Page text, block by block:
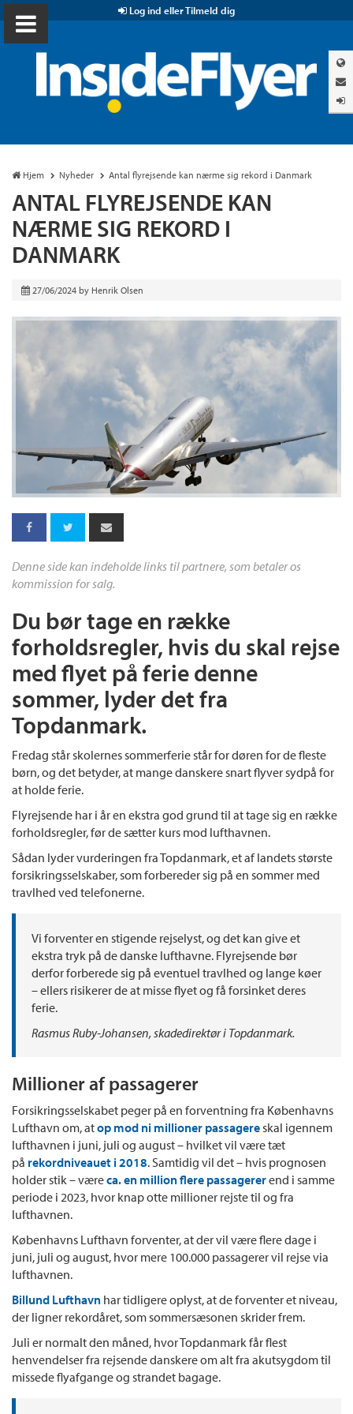
Log ind eller Tilmeld dig
Hjem Nyheder Antal flyrejsende kan nærme sig rekord i Danmark
ANTAL FLYREJSENDE KAN
NÆRME SIG REKORD I
DANMARK
27/06/2024 by Henrik Olsen
Denne side kan indeholde links til partnere, som betaler os
kommission for salg.
Du bør tage en række
forholdsregler, hvis du skal rejse
med flyet på ferie denne
sommer, lyder det fra
Topdanmark.
Fredag står skolernes sommerferie står for døren for de fleste
børn, og det betyder, at mange danskere snart flyver sydpå for
at holde ferie.
Flyrejsende har i år en ekstra god grund til at tage sig en række
forholdsregler, før de sætter kurs mod lufthavnen.
Sådan lyder vurderingen fra Topdanmark, et af landets største
forsikringsselskaber, som forbereder sig på en sommer med
travlhed ved telefonerne.
Vi forventer en stigende rejselyst, og det kan give et
ekstra tryk på de danske lufthavne. Flyrejsende bør
derfor forberede sig på eventuel travlhed og lange køer
– ellers risikerer de at misse flyet og få forsinket deres
ferie.
Rasmus Ruby-Johansen, skadedirektør i Topdanmark.
Millioner af passagerer
Forsikringsselskabet peger på en forventning fra Københavns
Lufthavn om, atop mod ni millioner passagereskal igennem
lufthavnen i juni, juli og august – hvilket vil være tæt
på rekordniveauet i 2018. Samtidig vil det – hvis prognosen
holder stik – væreca. en million flere passagererend i samme
periode i 2023, hvor knap otte millioner rejste til og fra
lufthavnen.
Københavns Lufthavn forventer, at der vil være flere dage i
juni, juli og august, hvor mere 100.000 passagerer vil rejse via
lufthavnen.
Billund Lufthavn har tidligere oplyst, at de forventer et niveau,
der ligner rekordåret, som sommersæsonen skrider frem.
Juli er normalt den måned, hvor Topdanmark får flest
henvendelser fra rejsende danskere om alt fra akutsygdom til
missede flyafgange og strandet bagage.